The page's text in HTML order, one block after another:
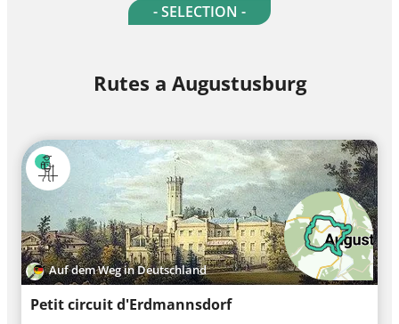
- SELECTION -
Rutes a Augustusburg
Auf dem Weg in Deutschland
Petit circuit d'Erdmannsdorf